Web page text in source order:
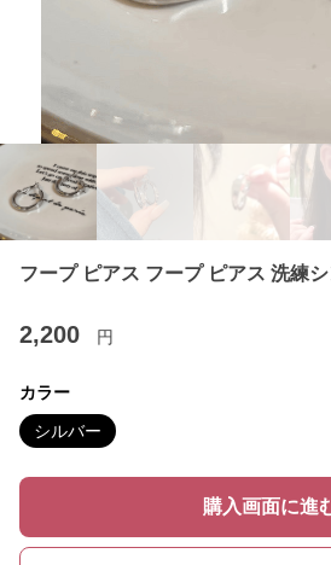
フープ ピアス フープ ピアス 洗練
2,200 円
カラー
シルバー
購入画面に進